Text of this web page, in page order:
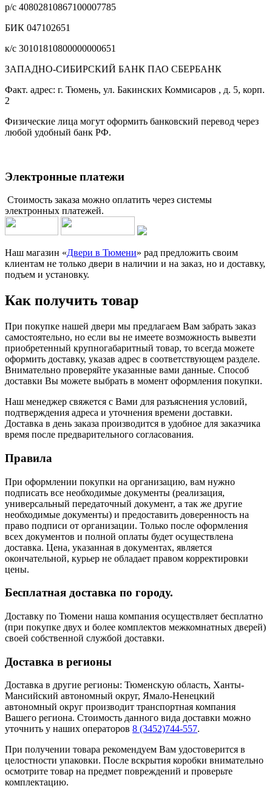
р/с 40802810867100007785
БИК 047102651
к/с 30101810800000000651
ЗАПАДНО-СИБИРСКИЙ БАНК ПАО СБЕРБАНК
Факт. адрес: г. Тюмень, ул. Бакинских Коммисаров , д. 5, корп.
2
Физические лица могут оформить банковский перевод через
любой удобный банк РФ.
Электронные платежи
Стоимость заказа можно оплатить через системы
электронных платежей.
Наш магазин «Двери в Тюмени» рад предложить своим
клиентам не только двери в наличии и на заказ, но и доставку,
подъем и установку.
Как получить товар
При покупке нашей двери мы предлагаем Вам забрать заказ
самостоятельно, но если вы не имеете возможность вывезти
приобретенный крупногабаритный товар, то всегда можете
оформить доставку, указав адрес в соответствующем разделе.
Внимательно проверяйте указанные вами данные. Способ
доставки Вы можете выбрать в момент оформления покупки.
Наш менеджер свяжется с Вами для разъяснения условий,
подтверждения адреса и уточнения времени доставки.
Доставка в день заказа производится в удобное для заказчика
время после предварительного согласования.
Правила
При оформлении покупки на организацию, вам нужно
подписать все необходимые документы (реализация,
универсальный передаточный документ, а так же другие
необходимые документы) и предоставить доверенность на
право подписи от организации. Только после оформления
всех документов и полной оплаты будет осуществлена
доставка. Цена, указанная в документах, является
окончательной, курьер не обладает правом корректировки
цены.
Бесплатная доставка по городу.
Доставку по Тюмени наша компания осуществляет бесплатно
(при покупке двух и более комплектов межкомнатных дверей)
своей собственной службой доставки.
Доставка в регионы
Доставка в другие регионы: Тюменскую область, Ханты-
Мансийский автономный округ, Ямало-Ненецкий
автономный округ производит транспортная компания
Вашего региона. Стоимость данного вида доставки можно
уточнить у наших операторов 8 (3452)744-557.
При получении товара рекомендуем Вам удостоверится в
целостности упаковки. После вскрытия коробки внимательно
осмотрите товар на предмет повреждений и проверьте
комплектацию.